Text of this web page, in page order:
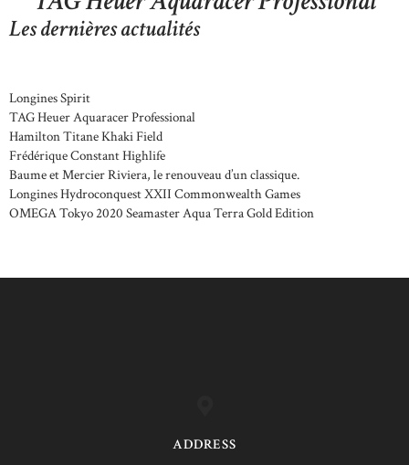
Les dernières actualités
Longines Spirit
TAG Heuer Aquaracer Professional
Hamilton Titane Khaki Field
Frédérique Constant Highlife
Baume et Mercier Riviera, le renouveau d’un classique.
Longines Hydroconquest XXII Commonwealth Games
OMEGA Tokyo 2020 Seamaster Aqua Terra Gold Edition
ADDRESS